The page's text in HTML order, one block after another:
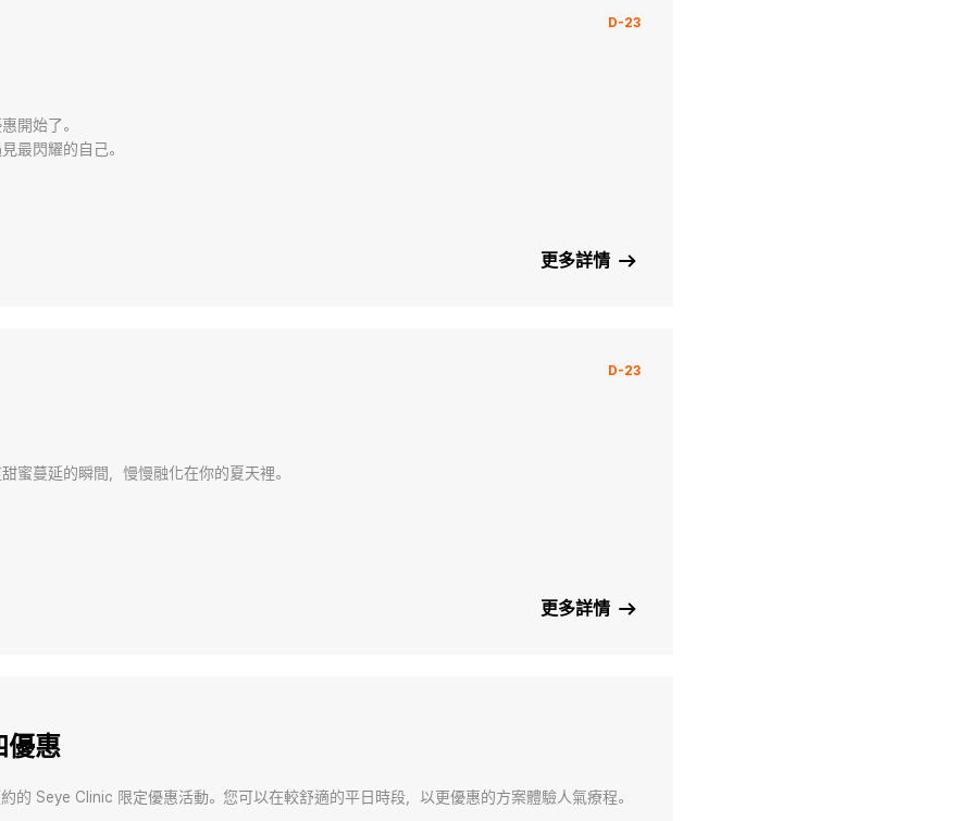
D-23
開始了。
最閃耀的自己。
更多詳情
D-23
蜜蔓延的瞬間，慢慢融化在你的夏天裡。
更多詳情
優惠
的 Seye Clinic 限定優惠活動。您可以在較舒適的平日時段，以更優惠的方案體驗人氣療程。